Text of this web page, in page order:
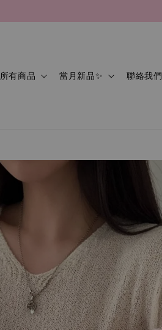
所有商品 當月新品✨ 聯絡我們